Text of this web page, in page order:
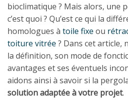
bioclimatique ? Mais alors, une
c’est quoi ? Qu’est ce qui la
homologues à toile fixe ou
toiture vitrée ? Dans cet article,
la définition, son mode de
avantages et ses éventuels
aidons ainsi à savoir si la
solution adaptée à votre projet.